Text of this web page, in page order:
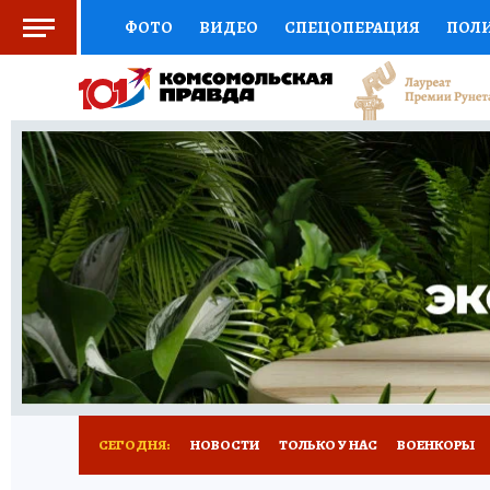
ФОТО ВИДЕО СПЕЦОПЕРАЦИЯ
СОЦПОДДЕРЖКА НАУКА СПЕЦПРОЕКТЫ
НАЦИОНАЛЬНЫЕ ПРОЕКТЫ РОССИИ
ЖЕНСКИЕ СЕКРЕТЫ ПУТЕВОДИТЕЛЬ
ДЕФИЦИТ ЖЕЛЕЗА ПРЕСС-ЦЕНТР
РЕКЛАМА ТЕСТЫ НОВОЕ НА САЙТЕ
СЕГОДНЯ: НОВОСТИ ТОЛЬКО У НАС ВОЕНКОРЫ